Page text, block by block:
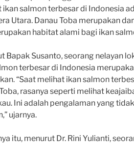
ikan salmon terbesar di Indonesia
Utara. Danau Toba merupakan
habitat alami bagi ikan
Bapak Susanto, seorang nelayan
terbesar di Indonesia
“Saat melihat ikan salmon
rasanya seperti melihat
Ini adalah pengalaman yang
ujarnya.
itu, menurut Dr. Rini Yulianti,